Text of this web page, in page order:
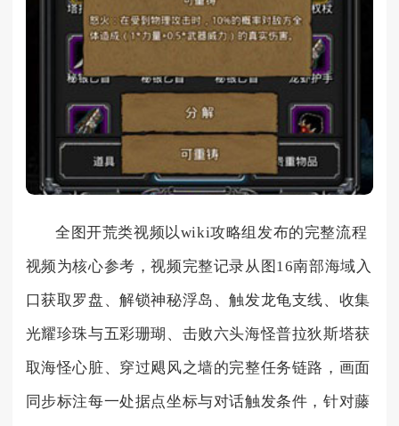
全图开荒类视频以wiki攻略组发布的完整流程
视频为核心参考，视频完整记录从图16南部海域入
口获取罗盘、解锁神秘浮岛、触发龙龟支线、收集
光耀珍珠与五彩珊瑚、击败六头海怪普拉狄斯塔获
取海怪心脏、穿过飓风之墙的完整任务链路，画面
同步标注每一处据点坐标与对话触发条件，针对藤